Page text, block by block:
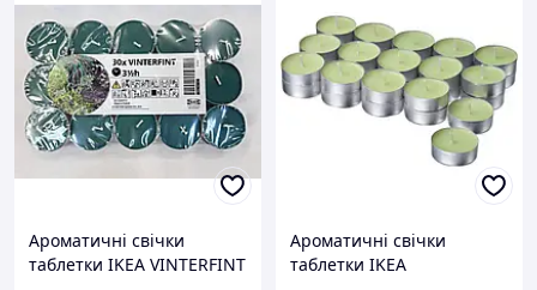
Ароматичні свічки
таблетки IKEA VINTERFINT
Ароматичні свічки
таблетки IKEA